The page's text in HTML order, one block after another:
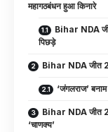
महागठबंधन हुआ किनारे
Bihar NDA
पिछड़े
Bihar NDA जीत
‘जंगलराज’
Bihar NDA जीत
‘चाणक्य’